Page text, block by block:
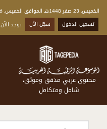
الخميس, 23 صفر 1448هـ الموافق الخميس, 06 آب 2026
تسجيل الدخول
سجّل الآن يوجد الآن 1196950 مقالة بالعربية
محتوى عربي مدقق وموثق،
شامل ومتكامل